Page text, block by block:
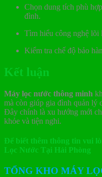
Chọn dung tích phù
đình.
Tìm hiểu công nghệ
Kiểm tra chế độ bảo
Kết luận
Máy lọc nước thông minh
mà còn giúp gia đình quản lý
Đây chính là xu hướng mới
khỏe và tiện nghi.
Để biết thêm thông tin vui
Lọc Nước Tại Hải Phòng
TỔNG KHO MÁY